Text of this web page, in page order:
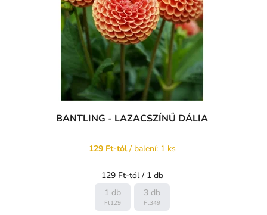
BANTLING - LAZACSZÍNŰ DÁLIA
129 Ft-tól/ balení: 1 ks
Egységár:
129 Ft-tól / 1 db
1 db
Ft129
3 db
Ft349